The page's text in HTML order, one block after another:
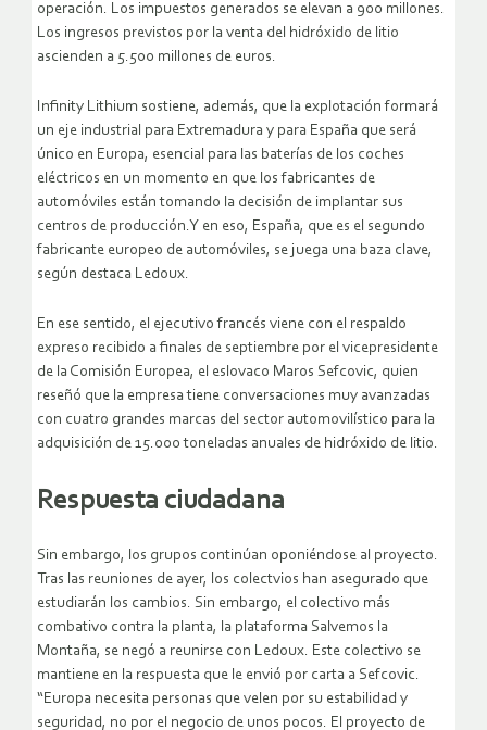
operación. Los impuestos generados se elevan a 900 millones.
Los ingresos previstos por la venta del hidróxido de litio
ascienden a 5.500 millones de euros.
Infinity Lithium sostiene, además, que la explotación formará
un eje industrial para Extremadura y para España que será
único en Europa, esencial para las baterías de los coches
eléctricos en un momento en que los fabricantes de
automóviles están tomando la decisión de implantar sus
centros de producción.Y en eso, España, que es el segundo
fabricante europeo de automóviles, se juega una baza clave,
según destaca Ledoux.
En ese sentido, el ejecutivo francés viene con el respaldo
expreso recibido a finales de septiembre por el vicepresidente
de la Comisión Europea, el eslovaco Maros Sefcovic, quien
reseñó que la empresa tiene conversaciones muy avanzadas
con cuatro grandes marcas del sector automovilístico para la
adquisición de 15.000 toneladas anuales de hidróxido de litio.
Respuesta ciudadana
Sin embargo, los grupos continúan oponiéndose al proyecto.
Tras las reuniones de ayer, los colectvios han asegurado que
estudiarán los cambios. Sin embargo, el colectivo más
combativo contra la planta, la plataforma Salvemos la
Montaña, se negó a reunirse con Ledoux. Este colectivo se
mantiene en la respuesta que le envió por carta a Sefcovic.
“Europa necesita personas que velen por su estabilidad y
seguridad, no por el negocio de unos pocos. El proyecto de